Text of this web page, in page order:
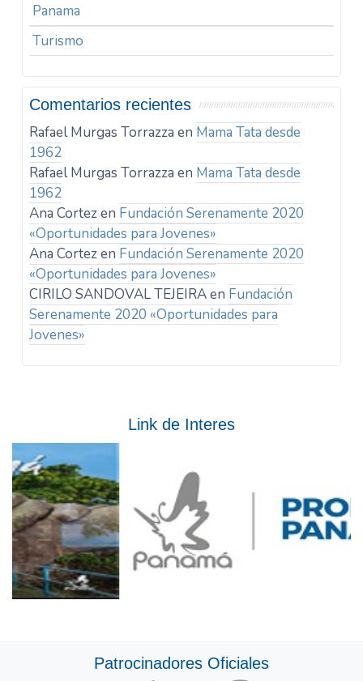
Panama
Turismo
Comentarios recientes
Rafael Murgas Torrazza en Mama Tata desde
1962
Rafael Murgas Torrazza en Mama Tata desde
1962
Ana Cortezen Fundación Serenamente 2020
«Oportunidades para Jovenes»
Ana Cortezen Fundación Serenamente 2020
«Oportunidades para Jovenes»
CIRILO SANDOVAL TEJEIRAen Fundación
Serenamente 2020 «Oportunidades para
Jovenes»
Link de Interes
Patrocinadores Oficiales